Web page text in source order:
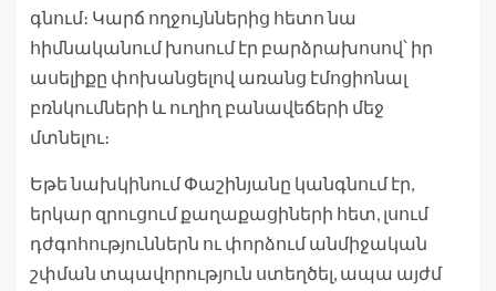
գնում։ Կարճ ողջույններից հետո նա
հիմնականում խոսում էր բարձրախոսով՝ իր
ասելիքը փոխանցելով առանց էմոցիոնալ
բռնկումների և ուղիղ բանավեճերի մեջ
մտնելու։
Եթե նախկինում Փաշինյանը կանգնում էր,
երկար զրուցում քաղաքացիների հետ, լսում
դժգոհություններն ու փորձում անմիջական
շփման տպավորություն ստեղծել, ապա այժմ